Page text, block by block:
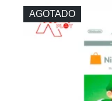
AGOTADO